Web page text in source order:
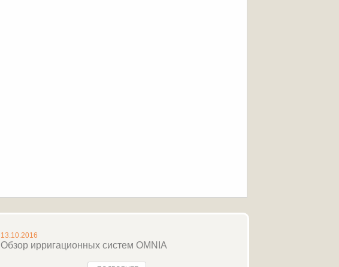
13.10.2016
Обзор ирригационных систем OMNIA